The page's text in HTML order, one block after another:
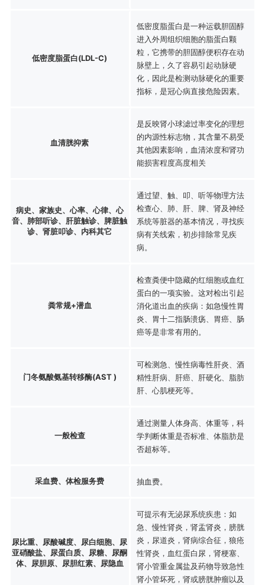
低密度脂蛋白(LDL-C)
低密度脂蛋白是一种运载胆固醇
进入外周组织细胞的脂蛋白颗
粒，它携带的胆固醇便积存在动
脉壁上，久了容易引起动脉硬
化，因此是检测动脉硬化的重要
指标，是冠心病直接危险因素。
血清胱抑素
是反映肾小球滤过率变化的理想
的内源性标志物，其含量不易受
其他因素影响，血清浓度和肾功
能损害程度高度相关
病史、家族史、心率、心律、心
音、肺部听诊、肝脏触诊、脾脏触
诊、肾脏叩诊、内科其它
通过望、触、叩、听等物理方法
检查心、肺、肝、脾、肾及神经
系统等脏器的基本情况，寻找疾
病有关线索，初步排除常见疾
病。
粪常规+潜血
检查粪便中隐藏的红细胞或血红
蛋白的一项实验。这对检出引起
消化道出血的疾病：如急慢性胃
炎、胃十二指肠溃疡、胃癌、肠
癌等是非常有用的。
门冬氨酸氨基转移酶(AST )
可检测急、慢性病毒性肝炎、酒
精性肝病、肝癌、肝硬化、脂肪
肝、心肌梗死等。
一般检查
通过测量人体身高、体重等，科
学判断体重是否标准、体脂肪是
否超标等。
采血费、体检服务费 抽血费。
尿比重、尿酸碱度、尿白细胞、尿
亚硝酸盐、尿蛋白质、尿糖、尿酮
体、尿胆原、尿胆红素、尿隐血
可提示有无泌尿系统疾患：如
急、慢性肾炎，肾盂肾炎，膀胱
炎，尿道炎，肾病综合征，狼疮
性肾炎，血红蛋白尿，肾梗塞、
肾小管重金属盐及药物导致急性
肾小管坏死，肾或膀胱肿瘤以及